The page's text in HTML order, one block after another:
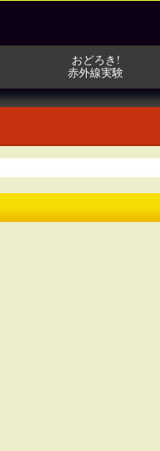
おどろき!
赤外線実験
おどろき!
赤外線実験